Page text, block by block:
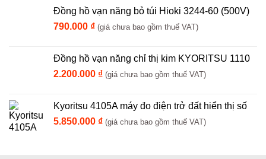
Đồng hồ vạn năng bỏ túi Hioki 3244-60 (500V)
790.000 ₫ (giá chưa bao gồm thuế VAT)
Đồng hồ vạn năng chỉ thị kim KYORITSU 1110
2.200.000 ₫ (giá chưa bao gồm thuế VAT)
Kyoritsu 4105A máy đo điện trở đất hiển thị số
5.850.000 ₫ (giá chưa bao gồm thuế VAT)